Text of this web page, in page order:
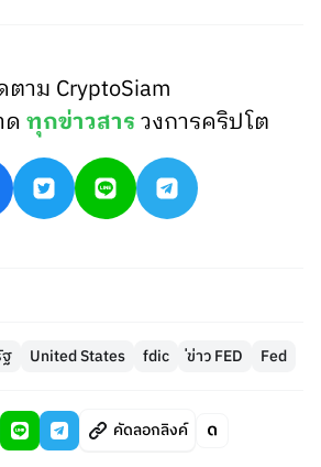
าม CryptoSiam
ดทุกข่าวสารวงการคริปโต
United States fdic ่ข่าว FED Fed
คัดลอกลิงค์